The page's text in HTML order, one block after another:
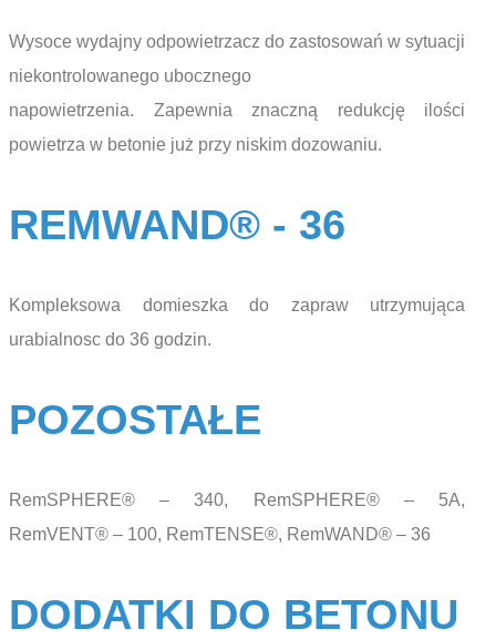
Wysoce wydajny odpowietrzacz do zastosowań w sytuacji
niekontrolowanego ubocznego
napowietrzenia. Zapewnia znaczną redukcję ilości
powietrza w betonie już przy niskim dozowaniu.
REMWAND® - 36
Kompleksowa domieszka do zapraw utrzymująca
urabialnosc do 36 godzin.
POZOSTAŁE
RemSPHERE® – 340, RemSPHERE® – 5A,
RemVENT® – 100, RemTENSE®, RemWAND® – 36
DODATKI DO BETONU